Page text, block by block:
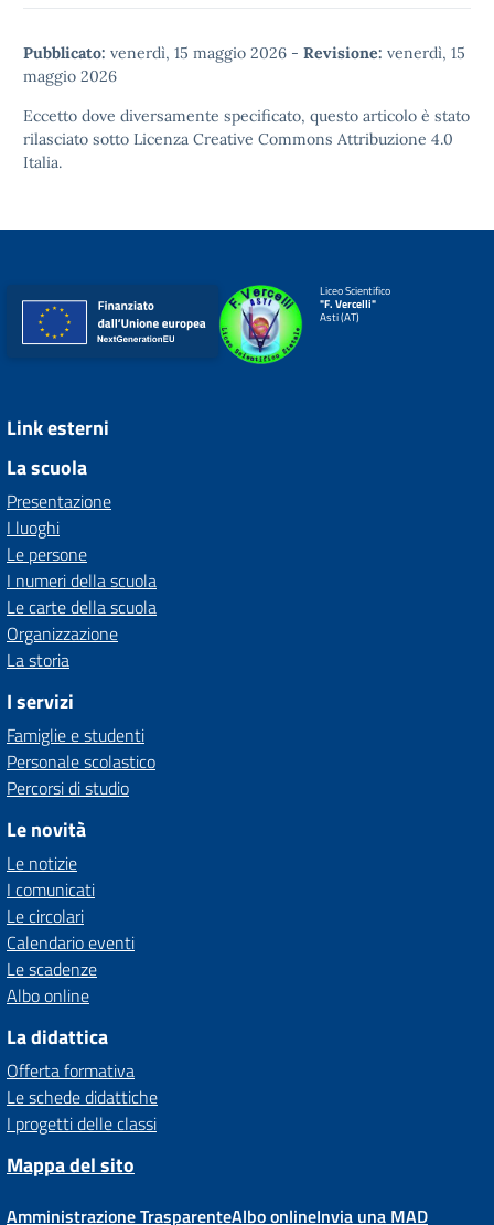
Pubblicato: venerdì, 15 maggio 2026 - Revisione: venerdì, 15
maggio 2026
Eccetto dove diversamente specificato, questo articolo è stato
rilasciato sotto Licenza Creative Commons Attribuzione 4.0
Italia.
Liceo Scientifico
"F. Vercelli"
Asti (AT)
Link esterni
La scuola
Presentazione
I luoghi
Le persone
I numeri della scuola
Le carte della scuola
Organizzazione
La storia
I servizi
Famiglie e studenti
Personale scolastico
Percorsi di studio
Le novità
Le notizie
I comunicati
Le circolari
Calendario eventi
Le scadenze
Albo online
La didattica
Offerta formativa
Le schede didattiche
I progetti delle classi
Mappa del sito
Amministrazione TrasparenteAlbo onlineInvia una MAD